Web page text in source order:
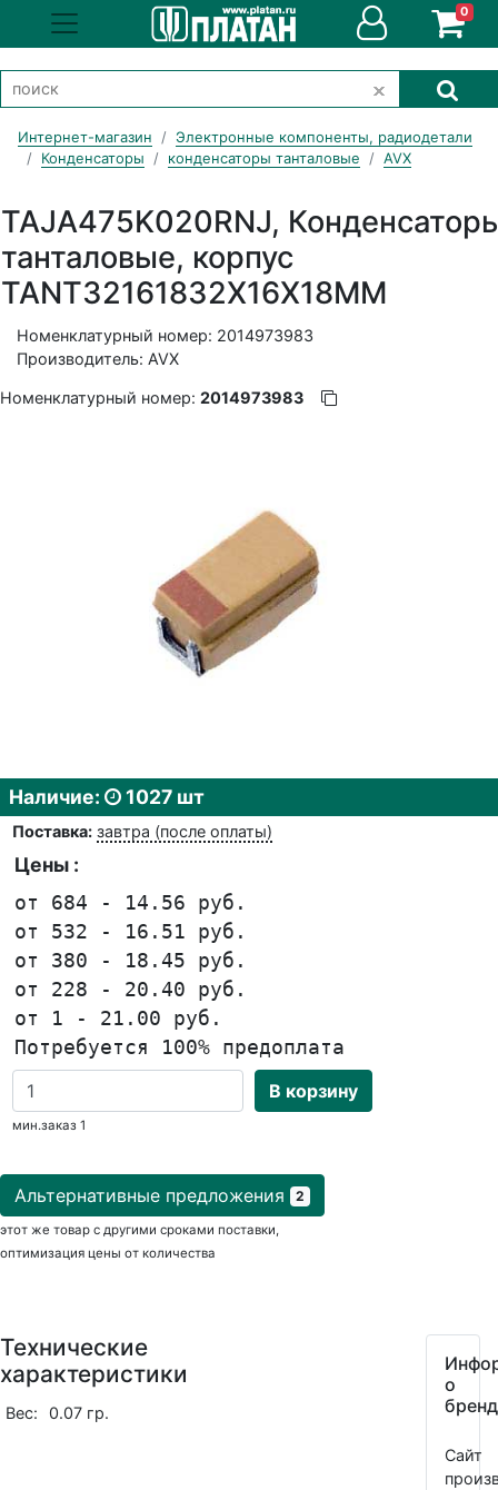
0
Интернет-магазин
Электронные компоненты, радиодетали
Конденсаторы
конденсаторы танталовые AVX
TAJA475K020RNJ,
танталовые, корпус
TANT32161832X16X18MM
Номенклатурный номер: 2014973983
Производитель: AVX
Номенклатурный номер: 2014973983
Наличие: 1027 шт
Поставка: завтра (после оплаты)
Цены :
от 684 - 14.56 руб.
от 532 - 16.51 руб.
от 380 - 18.45 руб.
от 228 - 20.40 руб.
от 1 - 21.00 руб.
Потребуется 100% предоплата
В корзину
мин.заказ 1
Альтернативные предложения 2
этот же товар с другими сроками поставки,
оптимизация цены от количества
Технические
характеристики
Вес: 0.07 гр.
о
Сайт